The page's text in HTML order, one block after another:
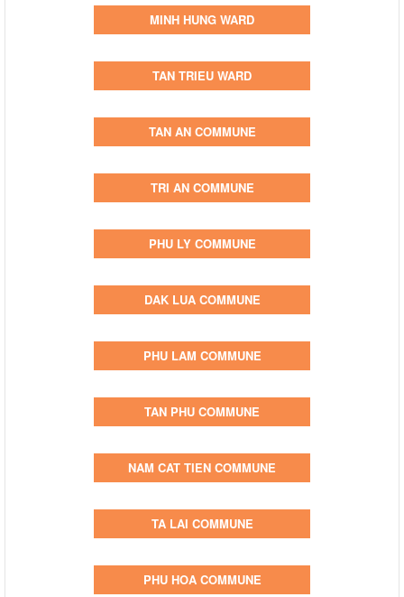
MINH HUNG WARD
TAN TRIEU WARD
TAN AN COMMUNE
TRI AN COMMUNE
PHU LY COMMUNE
DAK LUA COMMUNE
PHU LAM COMMUNE
TAN PHU COMMUNE
NAM CAT TIEN COMMUNE
TA LAI COMMUNE
PHU HOA COMMUNE